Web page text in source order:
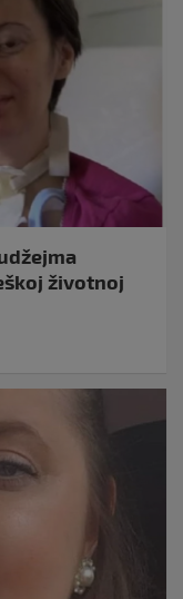
životnoj